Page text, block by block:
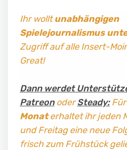
Ihr wolltunabhängigen
Spielejournalismus
Zugriff auf alle Insert-
Great!
Dann werdet
PatreonoderSteady:Für
Monaterhaltet ihr jeden
und Freitag eine neue
frisch zum Frühstück